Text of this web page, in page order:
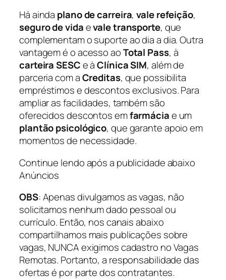
Há ainda plano de carreira,vale refeição,
seguro de vidaevale transporte, que
complementam o suporte ao dia a dia. Outra
vantagem é o acesso aoTotal Pass, à
carteira SESCe àClínica SIM, além de
parceria com aCreditas, que possibilita
empréstimos e descontos exclusivos. Para
ampliar as facilidades, também são
oferecidos descontos emfarmáciae um
plantão psicológico, que garante apoio em
momentos de necessidade.
Continue lendo após a publicidade abaixo
Anúncios
OBS: Apenas divulgamos as vagas, não
solicitamos nenhum dado pessoal ou
currículo. Então, nos canais abaixo
compartilhamos mais publicações sobre
vagas, NUNCA exigimos cadastro no Vagas
Remotas. Portanto, a responsabilidade das
ofertas é por parte dos contratantes.